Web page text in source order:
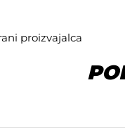
proizvajalca